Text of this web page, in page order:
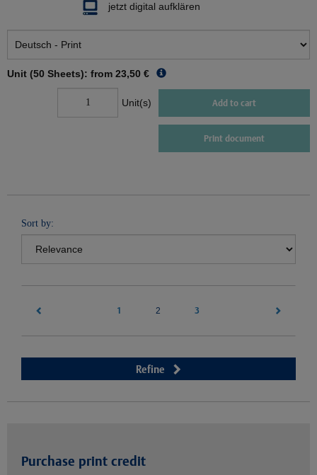
jetzt digital aufklären
Unit (50 Sheets): from 23,50 €
Unit(s) Add to cart
Print document
Sort by:
1 2 3
Refine
Purchase print credit